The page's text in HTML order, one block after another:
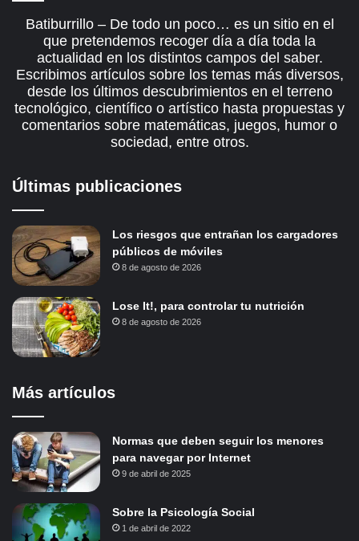
Batiburrillo – De todo un poco… es un sitio en el
que pretendemos recoger día a día toda la
actualidad en los distintos campos del saber.
Escribimos artículos sobre los temas más diversos,
desde los últimos descubrimientos en el terreno
tecnológico, científico o artístico hasta propuestas y
comentarios sobre matemáticas, juegos, humor o
sociedad, entre otros.
Últimas publicaciones
Los riesgos que entrañan los cargadores
públicos de móviles
8 de agosto de 2026
Lose It!, para controlar tu nutrición
8 de agosto de 2026
Más artículos
Normas que deben seguir los menores
para navegar por Internet
9 de abril de 2025
Sobre la Psicología Social
1 de abril de 2022